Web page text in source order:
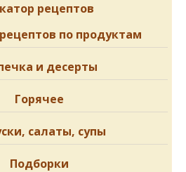
рецептов
по продуктам
и десерты
Горячее
салаты, супы
Подборки